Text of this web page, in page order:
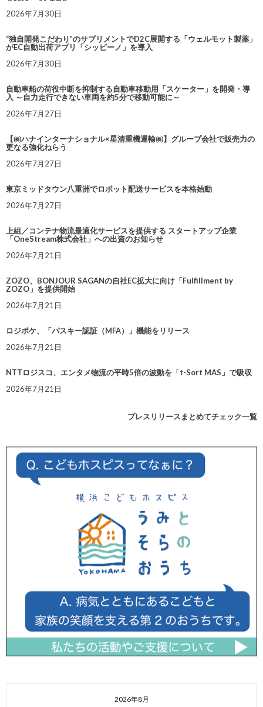
2026年7月30日
“独自開発こだわり”のサプリメントでD2C展開する「ウェルモット製薬」
がEC自動出荷アプリ「シッピーノ」を導入
2026年7月30日
自動車船の荷役中断を抑制する自動車移動用「スケーター」を開発・導
入 ～自力走行できない車両を約5分で移動可能に～
2026年7月27日
【㈱ハナインターナショナル×星清重機運輸㈱】グループ会社で販売力の
更なる強化ねらう
2026年7月27日
東京ミッドタウン八重洲でロボット配送サービスを本格始動
2026年7月27日
上組／コンテナ物流最適化サービスを提供する スタートアップ企業
「OneStream株式会社」への出資のお知らせ
2026年7月21日
ZOZO、BONJOUR SAGANの自社EC拡大に向け「Fulfillment by
ZOZO」を提供開始
2026年7月21日
ロジポケ、「パスキー認証（MFA）」機能をリリース
2026年7月21日
NTTロジスコ、エンタメ物流の平時5倍の波動を「t-Sort MAS」で吸収
2026年7月21日
プレスリリースまとめてチェック一覧
2026年8月